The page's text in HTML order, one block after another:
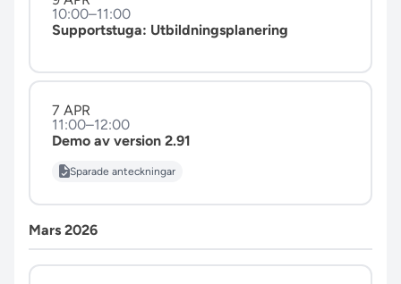
10:00–11:00
Supportstuga: Utbildningsplanering
7 APR
11:00–12:00
Demo av version 2.91
Sparade anteckningar
Mars 2026